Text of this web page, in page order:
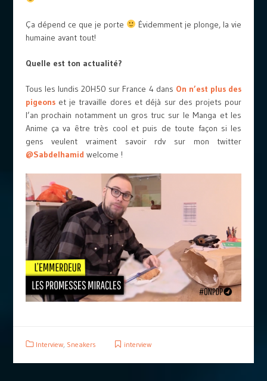
Ça dépend ce que je porte
Évidemment je plonge, la vie
humaine avant tout!
Quelle est ton actualité?
Tous les lundis 20H50 sur France 4 dans On n’est plus des
pigeonset je travaille dores et déjà sur des projets pour
l’an prochain notamment un gros truc sur le Manga et les
Anime ça va être très cool et puis de toute façon si les
gens veulent vraiment savoir rdv sur mon twitter
@Sabdelhamid welcome !
Interview, Sneakers interview